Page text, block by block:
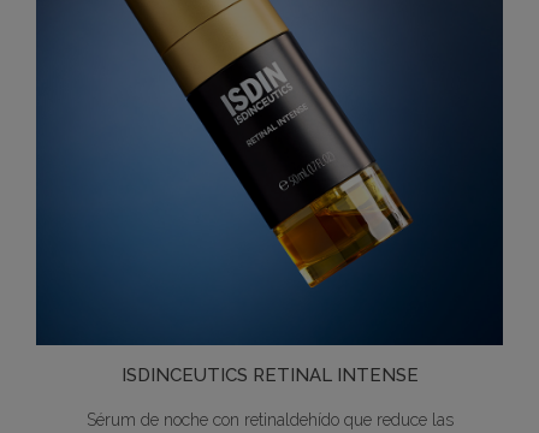
ISDINCEUTICS RETINAL INTENSE
Sérum de noche con retinaldehído que reduce las